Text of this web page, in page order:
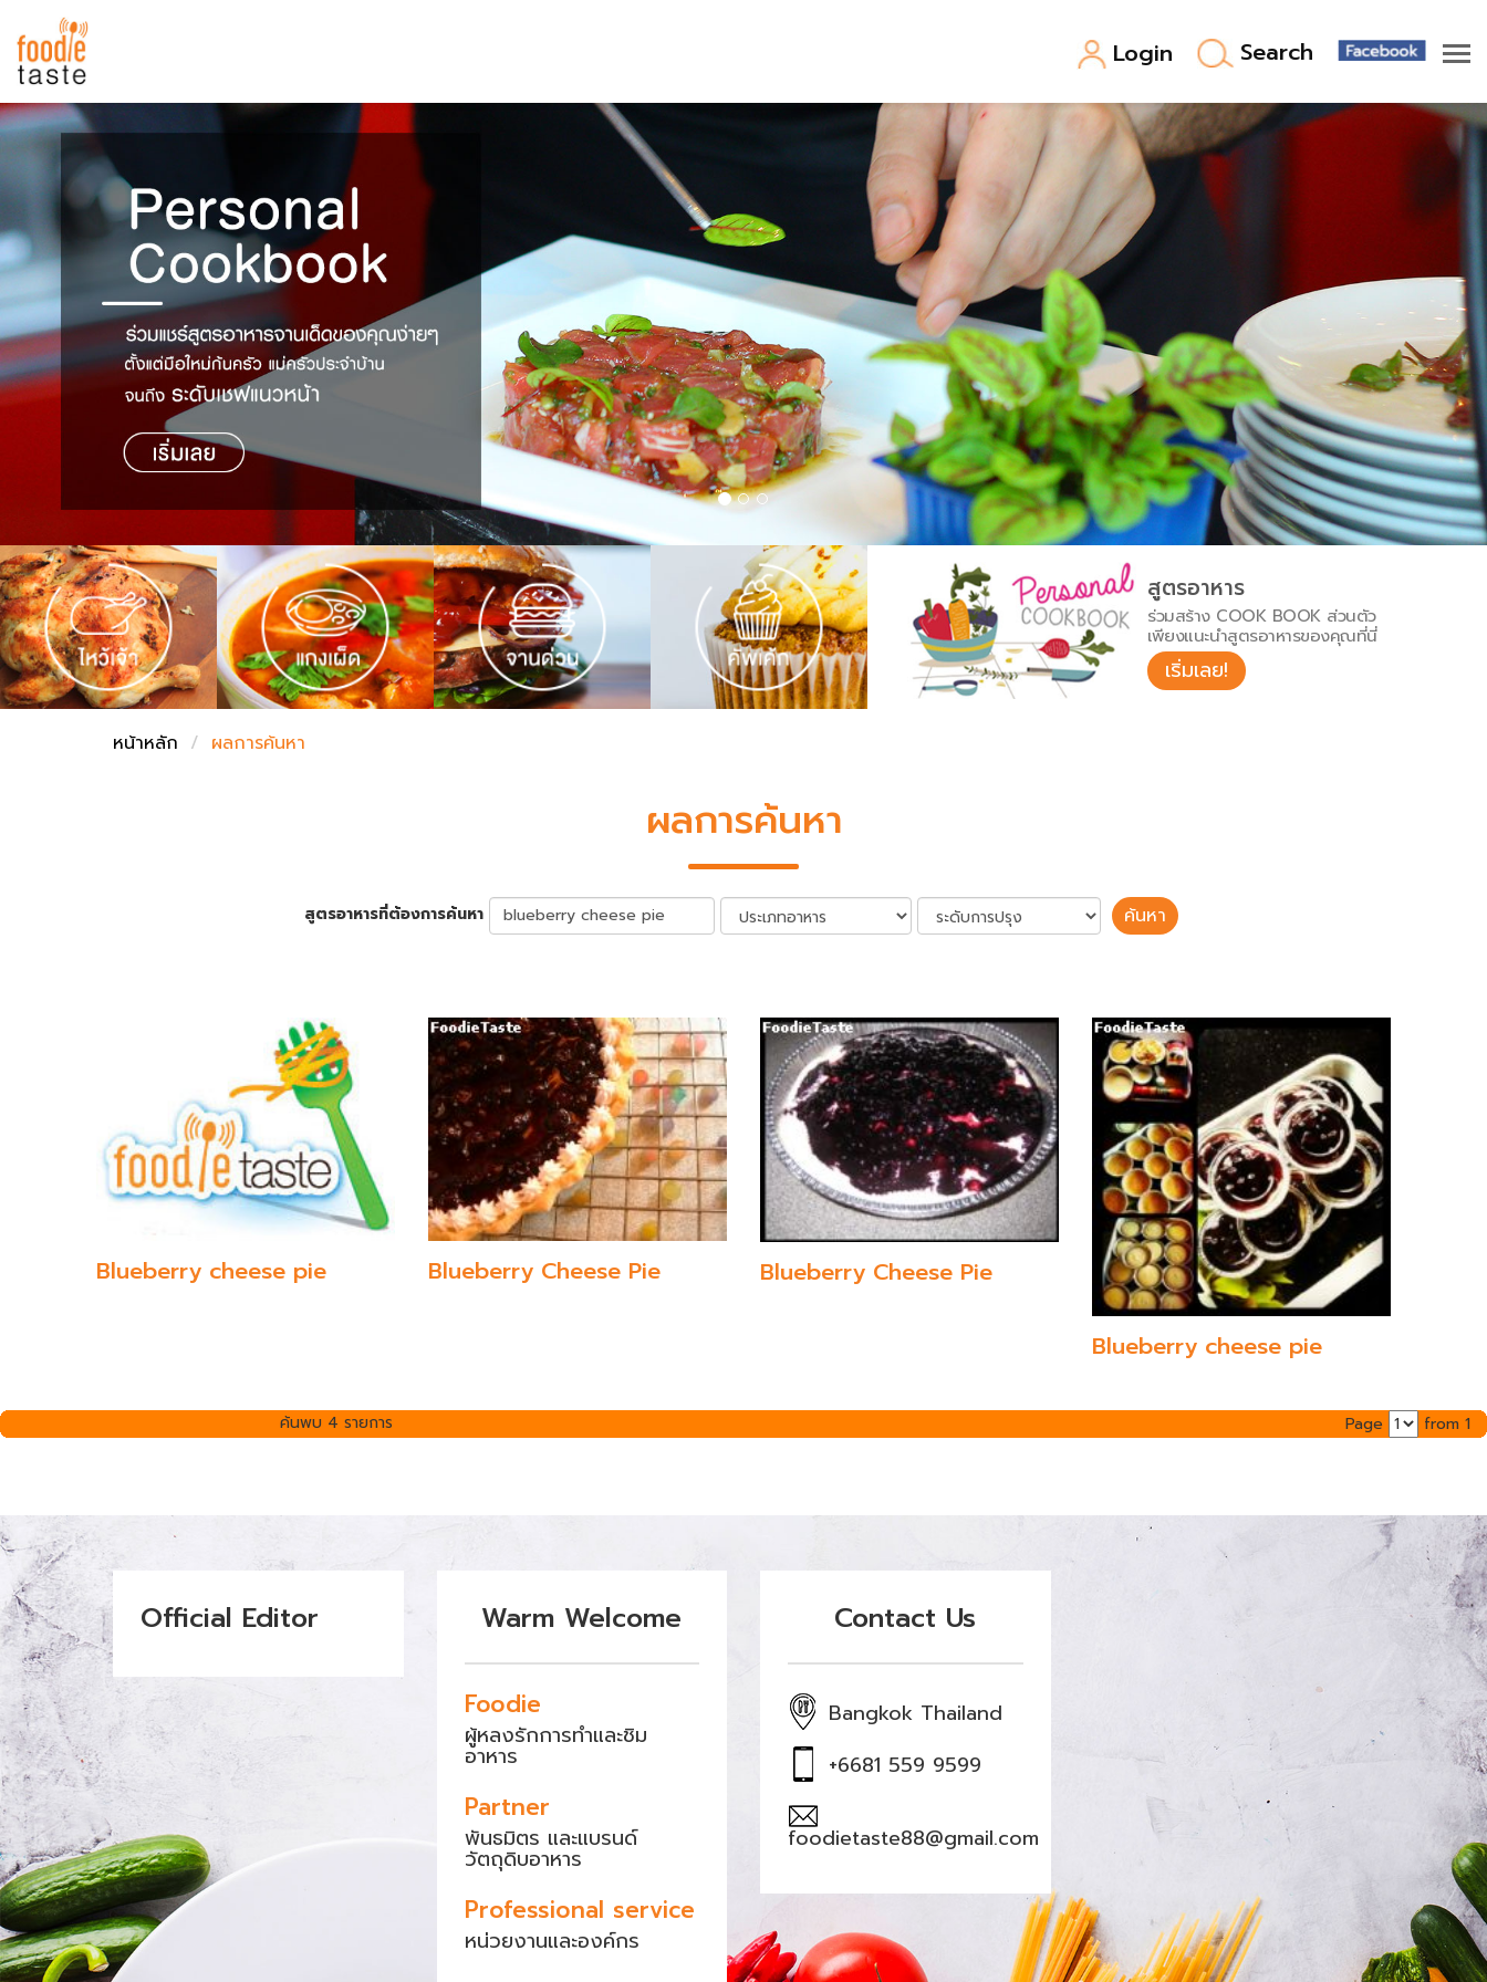
Login Search
สูตรอาหาร
สูตรอาหารล่าสุด
Top Foodie
พาไปชิม
สารพันก้นครัว
เคล็ดลับน่ารู้
เปรียบเทียบหน่วยการตวง
เปรียบเทียบอุณหภูมิ
เปรียบเทียบน้ำหนักวัตถุดิบ
ชั่งตวงเนย
FoodPedia
สร้าง Cookbook
สูตรอาหาร
ร่วมสร้าง COOK BOOK ส่วนตัว
เพียงแนะนำสูตรอาหารของคุณที่นี่
เริ่มเลย!
หน้าหลัก ผลการค้นหา
ผลการค้นหา
สูตรอาหารที่ต้องการค้นหา ค้นหา
Blueberry cheese pie Blueberry Cheese Pie Blueberry Cheese Pie
Blueberry cheese pie
ค้นพบ 4 รายการ Page from 1
Official Editor Warm Welcome
Foodie
ผู้หลงรักการทำและชิม
อาหาร
Partner
พันธมิตร และแบรนด์
วัตถุดิบอาหาร
Professional service
หน่วยงานและองค์กร
Contact Us
Bangkok Thailand
+6681 559 9599
foodietaste88@gmail.com